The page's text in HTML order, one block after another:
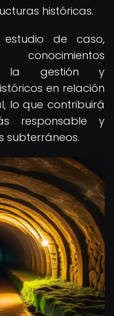
históricas.
de caso,
la gestión y
en relación
lo que contribuirá
responsable y
subterráneos.